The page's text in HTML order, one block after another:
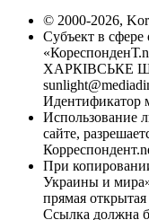
© 2000-2026,
Субъект в
ХАРКІВСЬКЕ
Идентификатор
Использование
сайте,
При
Украины и
прямая
Ссылка должна